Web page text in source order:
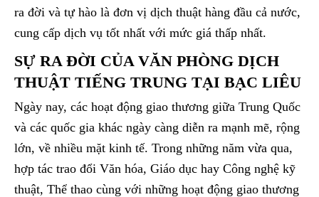
ra đời và tự hào là đơn vị dịch thuật hàng đầu cả nước,
cung cấp dịch vụ tốt nhất với mức giá thấp nhất.
SỰ RA ĐỜI CỦA VĂN PHÒNG DỊCH
THUẬT TIẾNG TRUNG TẠI BẠC LIÊU
Ngày nay, các hoạt động giao thương giữa Trung Quốc
và các quốc gia khác ngày càng diễn ra mạnh mẽ, rộng
lớn, về nhiều mặt kinh tế. Trong những năm vừa qua,
hợp tác trao đổi Văn hóa, Giáo dục hay Công nghệ kỹ
thuật, Thể thao cùng với những hoạt động giao thương